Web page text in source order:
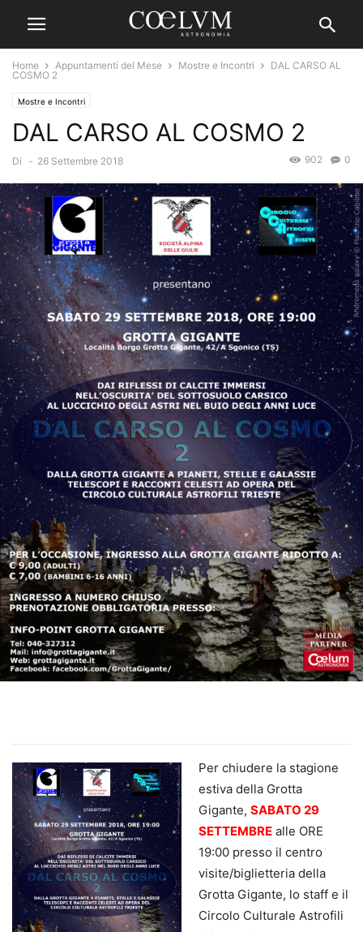
Home Appuntamenti del Mese Mostre e Incontri
DAL CARSO AL
COSMO 2
Mostre e Incontri
DAL CARSO AL COSMO 2
Di - 26 Settembre 2018 0
902
Per chiudere la stagione
estiva della Grotta
Gigante, SABATO 29
SETTEMBRE alle ORE
19:00 presso il centro
visite/biglietteria della
Grotta Gigante, lo staff e il
Circolo Culturale Astrofili